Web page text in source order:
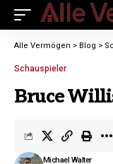
Alle Vermögen > Blog >
Schauspieler
Bruce
Michael Walter